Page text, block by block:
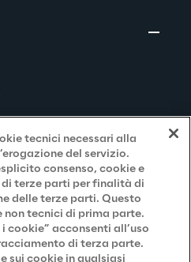
tecnici necessari alla
del servizio.
consenso, cookie e
terze parti per finalità di
delle terze parti. Questo
tecnici di prima parte.
acconsenti all’uso
di terza parte.
sui cookie in qualsiasi